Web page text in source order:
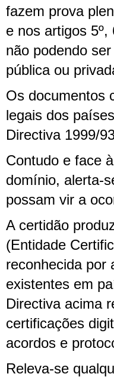
fazem prova
e nos artigos 5º,
não podendo
pública ou
Os documentos
legais dos
Directiva 1999/
Contudo e face
domínio, alerta-
possam vir a
A certidão
(Entidade
reconhecida por
existentes em
Directiva acima
certificações
acordos e
Releva-se